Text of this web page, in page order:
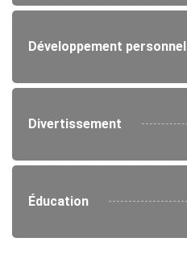
Développement personnel
Divertissement
Éducation